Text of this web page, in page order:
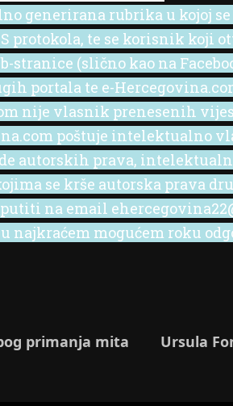
generirana rubrika u kojoj
protokola, te se korisnik koji
stranice (slično kao na
portala te e-
nije vlasnik prenesenih
poštuje intelektualno
autorskih prava,
se krše autorska prava
na email
najkraćem mogućem roku
primanja mita
Ursula